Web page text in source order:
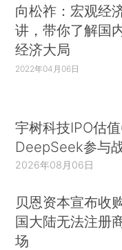
向松祚：宏观经
讲，带你了解国
经济大局
2022年04月06日
宇树科技IPO估
DeepSeek参与
2026年08月06日
贝恩资本宣布收
国大陆无法注册
场